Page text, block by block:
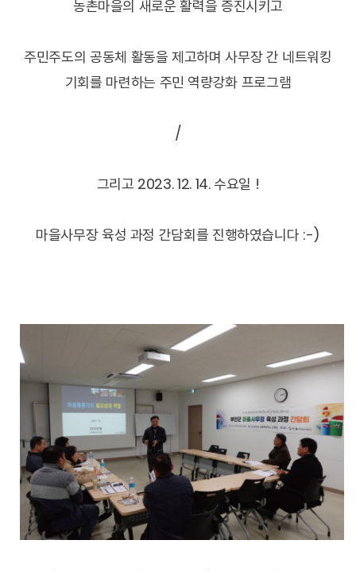
농촌마을의 새로운 활력을 증진시키고
주민주도의 공동체 활동을 제고하며 사무장 간 네트워킹
기회를 마련하는 주민 역량강화 프로그램
/
그리고 2023. 12. 14. 수요일 !
마을사무장 육성 과정 간담회를 진행하였습니다 :-)